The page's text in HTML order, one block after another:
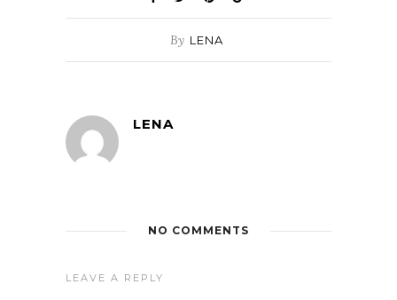
By LENA
LENA
NO COMMENTS
LEAVE A REPLY